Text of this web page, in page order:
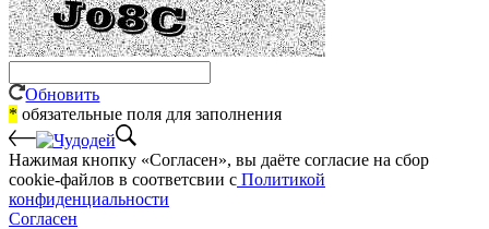
Обновить
* обязательные поля для заполнения
Нажимая кнопку «Согласен», вы даёте cогласие на сбор
cookie-файлов в соответсвии с Политикой
конфиденциальности
Согласен